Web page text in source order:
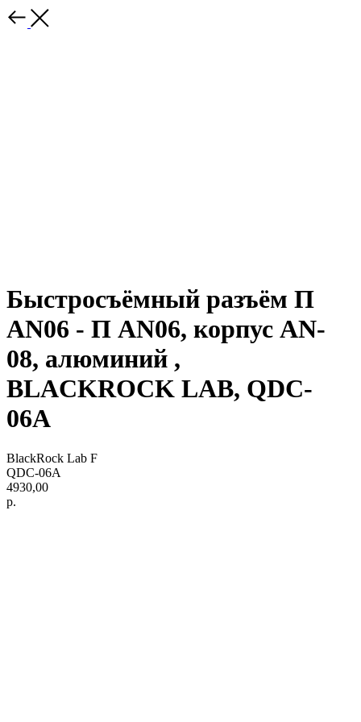
Быстросъёмный разъём П
AN06 - П AN06, корпус AN-
08, алюминий ,
BLACKROCK LAB, QDC-
06A
BlackRock Lab F
QDC-06A
4930,00
р.